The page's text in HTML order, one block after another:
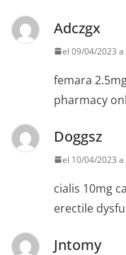
Adczgx
el 09/04/2023 a
femara
pharmacy
Doggsz
el 10/04/2023 a
cialis 10mg
erectile
Jntomy